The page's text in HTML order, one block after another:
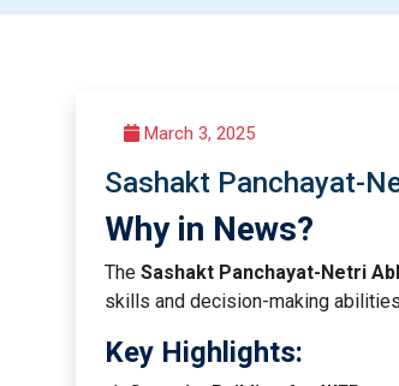
March 3, 2025
Sashakt Panchayat-
Why in News?
The Sashakt Panchayat-Netri
skills and decision-making
Key Highlights: